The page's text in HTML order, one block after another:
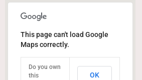
This page can't load Google
Maps correctly.
Do you own
this
OK